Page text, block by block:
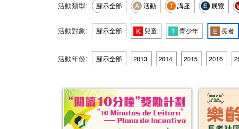
活動類型: 顯示全部 活動 講座 展覽
活動對象: 顯示全部 兒童 青少年 長者
活動年份: 顯示全部 2013 2014 2015 2016